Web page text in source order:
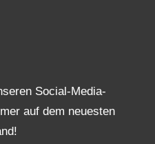
Social-Media-
auf dem neuesten